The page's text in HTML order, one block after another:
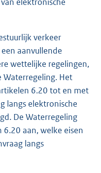
elektronische
verkeer
aanvullende
wettelijke regelingen,
Waterregeling. Het
6.20 tot en met
langs elektronische
De Waterregeling
aan, welke eisen
langs